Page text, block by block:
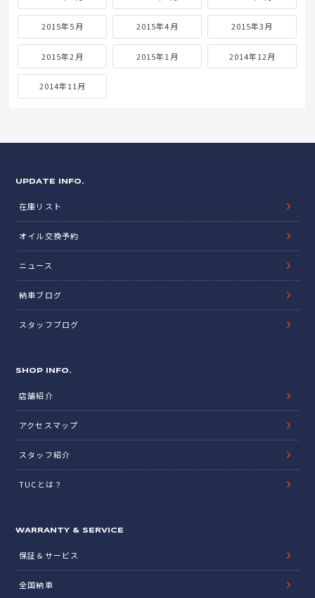
2015年5月 2015年4月 2015年3月
2015年2月 2015年1月 2014年12月
2014年11月
UPDATE INFO.
在庫リスト
オイル交換予約
ニュース
納車ブログ
スタッフブログ
SHOP INFO.
店舗紹介
アクセスマップ
スタッフ紹介
TUCとは？
WARRANTY & SERVICE
保証＆サービス
全国納車